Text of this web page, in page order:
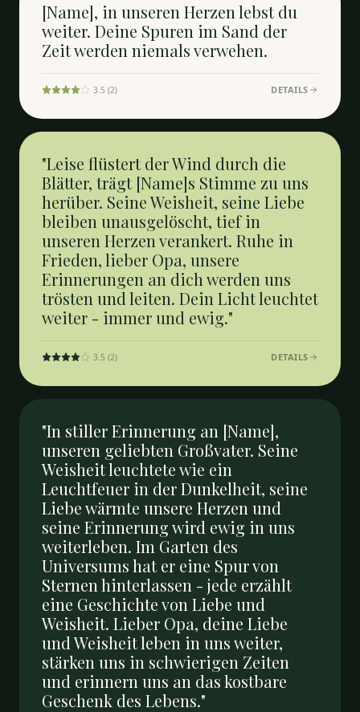
[Name], in unseren Herzen lebst du
weiter. Deine Spuren im Sand der
Zeit werden niemals verwehen.
3.5 (2) DETAILS
"Leise flüstert der Wind durch die
Blätter, trägt [Name]s Stimme zu uns
herüber. Seine Weisheit, seine Liebe
bleiben unausgelöscht, tief in
unseren Herzen verankert. Ruhe in
Frieden, lieber Opa, unsere
Erinnerungen an dich werden uns
trösten und leiten. Dein Licht leuchtet
weiter - immer und ewig."
3.5 (2) DETAILS
"In stiller Erinnerung an [Name],
unseren geliebten Großvater. Seine
Weisheit leuchtete wie ein
Leuchtfeuer in der Dunkelheit, seine
Liebe wärmte unsere Herzen und
seine Erinnerung wird ewig in uns
weiterleben. Im Garten des
Universums hat er eine Spur von
Sternen hinterlassen - jede erzählt
eine Geschichte von Liebe und
Weisheit. Lieber Opa, deine Liebe
und Weisheit leben in uns weiter,
stärken uns in schwierigen Zeiten
und erinnern uns an das kostbare
Geschenk des Lebens."